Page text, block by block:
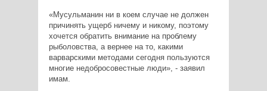
«Мусульманин ни в коем случае не должен
причинять ущерб ничему и никому, поэтому
хочется обратить внимание на проблему
рыболовства, а вернее на то, какими
варварскими методами сегодня пользуются
многие недобросовестные люди», - заявил
имам.